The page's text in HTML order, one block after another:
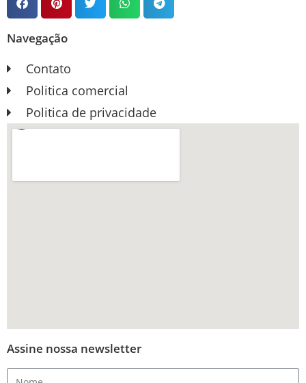
Navegação
Contato
Politica comercial
Politica de privacidade
Assine nossa newsletter